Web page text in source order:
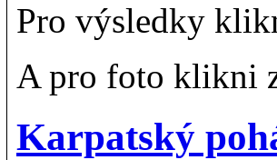
Pro výsledky
A pro foto klikni
Karpatský